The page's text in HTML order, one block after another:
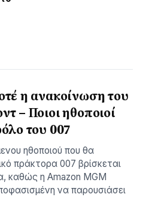
η ανακοίνωση του
– Ποιοι ηθοποιοί
του 007
ηθοποιού που θα
πράκτορα 007 βρίσκεται
καθώς η Amazon MGM
να παρουσιάσει